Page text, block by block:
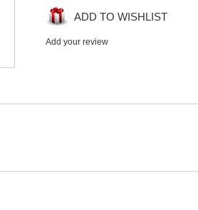
ADD TO WISHLIST
Add your review